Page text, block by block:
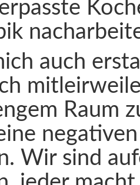
auch
Raum
Wir sind